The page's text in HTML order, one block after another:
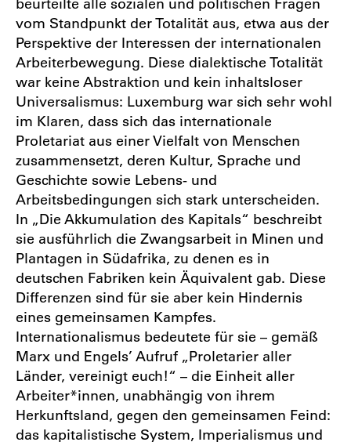
vom Standpunkt der Totalität aus, etwa aus der
Perspektive der Interessen der internationalen
Arbeiterbewegung. Diese dialektische Totalität
war keine Abstraktion und kein inhaltsloser
Universalismus: Luxemburg war sich sehr wohl
im Klaren, dass sich das internationale
Proletariat aus einer Vielfalt von Menschen
zusammensetzt, deren Kultur, Sprache und
Geschichte sowie Lebens- und
Arbeitsbedingungen sich stark unterscheiden.
In „Die Akkumulation des Kapitals“ beschreibt
sie ausführlich die Zwangsarbeit in Minen und
Plantagen in Südafrika, zu denen es in
deutschen Fabriken kein Äquivalent gab. Diese
Differenzen sind für sie aber kein Hindernis
eines gemeinsamen Kampfes.
Internationalismus bedeutete für sie – gemäß
Marx und Engels’ Aufruf „Proletarier aller
Länder, vereinigt euch!“ – die Einheit aller
Arbeiter*innen, unabhängig von ihrem
Herkunftsland, gegen den gemeinsamen Feind:
das kapitalistische System, Imperialismus und